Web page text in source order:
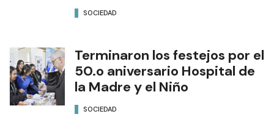
SOCIEDAD
Terminaron los festejos por el
50.o aniversario Hospital de
la Madre y el Niño
SOCIEDAD